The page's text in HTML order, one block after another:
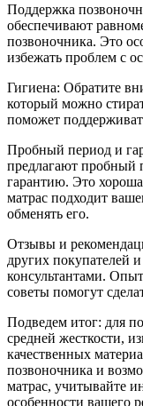
Поддержка
обеспечивают
позвоночника. Это
избежать проблем с
Гигиена: Обратите
который можно
поможет
Пробный период и
предлагают пробный
гарантию. Это
матрас подходит
обменять его.
Отзывы и
других покупателей
консультантами.
советы помогут
Подведем итог: для
средней жесткости,
качественных
позвоночника и
матрас, учитывайте
особенности вашего